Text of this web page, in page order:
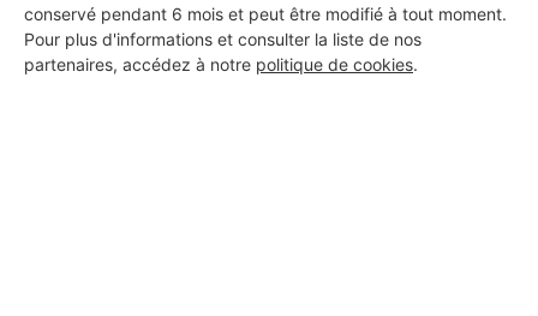
conservé pendant 6 mois et peut être modifié à tout moment.
Pour plus d'informations et consulter la liste de nos
partenaires, accédez à notre politique de cookies.
Voir sa fiche